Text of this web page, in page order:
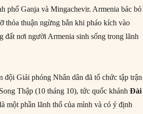
phố Ganja và Mingachevir. Armenia bác bỏ
thỏa thuận ngừng bắn khi pháo kích vào
đất nơi người Armenia sinh sống trong lãnh
đội Giải phóng Nhân dân đã tổ chức tập trận
Thập (10 tháng 10), tức quốc khánhĐài
một phần lãnh thổ của mình và có ý định